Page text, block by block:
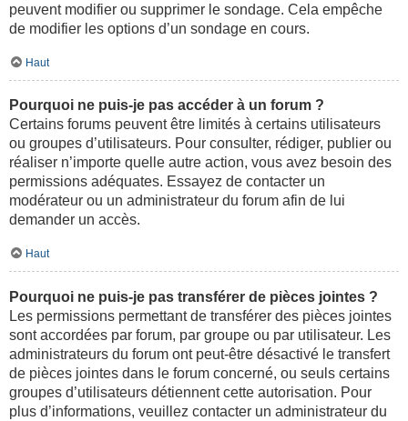
peuvent modifier ou supprimer le sondage. Cela empêche
de modifier les options d’un sondage en cours.
Haut
Pourquoi ne puis-je pas accéder à un forum ?
Certains forums peuvent être limités à certains utilisateurs
ou groupes d’utilisateurs. Pour consulter, rédiger, publier ou
réaliser n’importe quelle autre action, vous avez besoin des
permissions adéquates. Essayez de contacter un
modérateur ou un administrateur du forum afin de lui
demander un accès.
Haut
Pourquoi ne puis-je pas transférer de pièces jointes ?
Les permissions permettant de transférer des pièces jointes
sont accordées par forum, par groupe ou par utilisateur. Les
administrateurs du forum ont peut-être désactivé le transfert
de pièces jointes dans le forum concerné, ou seuls certains
groupes d’utilisateurs détiennent cette autorisation. Pour
plus d’informations, veuillez contacter un administrateur du